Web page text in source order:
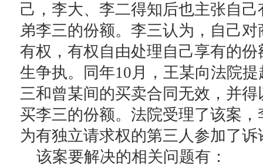
己，李大、李二得知后也主张自
弟李三的份额。李三认为，自己
有权，有权自由处理自己享有的
生争执。同年10月，王某向法院
三和曾某间的买卖合同无效，并得
买李三的份额。法院受理了该案
为有独立请求权的第三人参加了诉
该案要解决的相关问题有：